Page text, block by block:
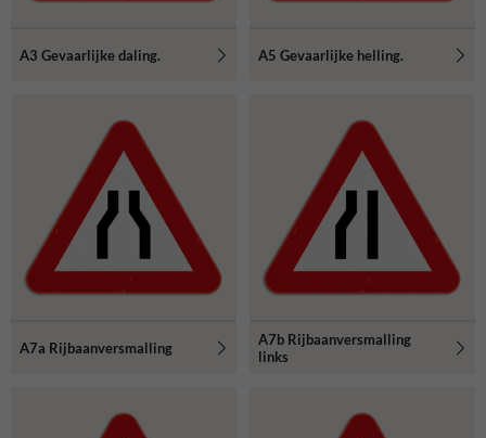
A3 Gevaarlijke daling. A5 Gevaarlijke helling.
A7a Rijbaanversmalling
A7b Rijbaanversmalling
links